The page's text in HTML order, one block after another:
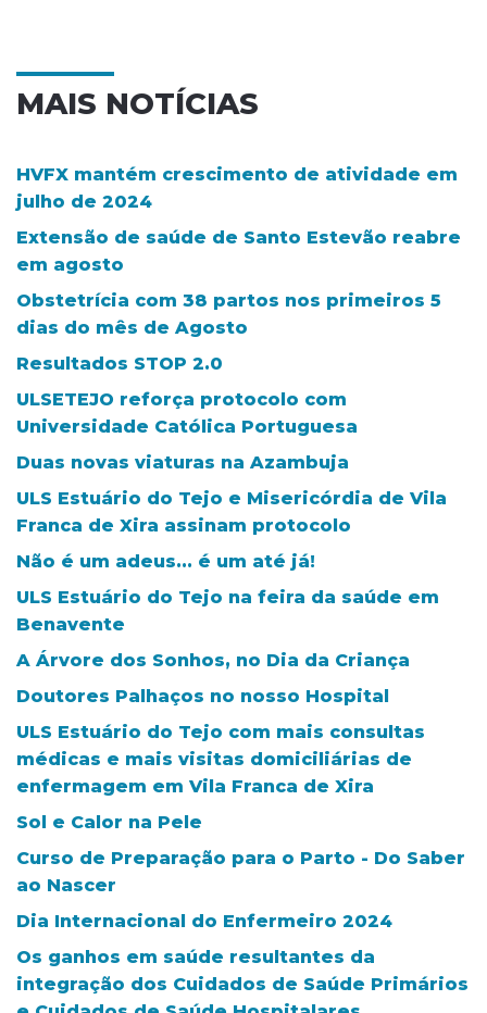
MAIS NOTÍCIAS
HVFX mantém crescimento de atividade em
julho de 2024
Extensão de saúde de Santo Estevão reabre
em agosto
Obstetrícia com 38 partos nos primeiros 5
dias do mês de Agosto
Resultados STOP 2.0
ULSETEJO reforça protocolo com
Universidade Católica Portuguesa
Duas novas viaturas na Azambuja
ULS Estuário do Tejo e Misericórdia de Vila
Franca de Xira assinam protocolo
Não é um adeus... é um até já!
ULS Estuário do Tejo na feira da saúde em
Benavente
A Árvore dos Sonhos, no Dia da Criança
Doutores Palhaços no nosso Hospital
ULS Estuário do Tejo com mais consultas
médicas e mais visitas domiciliárias de
enfermagem em Vila Franca de Xira
Sol e Calor na Pele
Curso de Preparação para o Parto - Do Saber
ao Nascer
Dia Internacional do Enfermeiro 2024
Os ganhos em saúde resultantes da
integração dos Cuidados de Saúde Primários